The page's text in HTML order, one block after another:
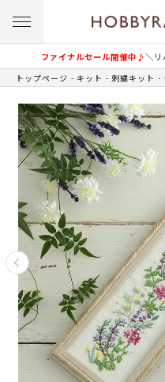
ファイナルセール開催中♪＼リ
トップページ キット 刺繍キット